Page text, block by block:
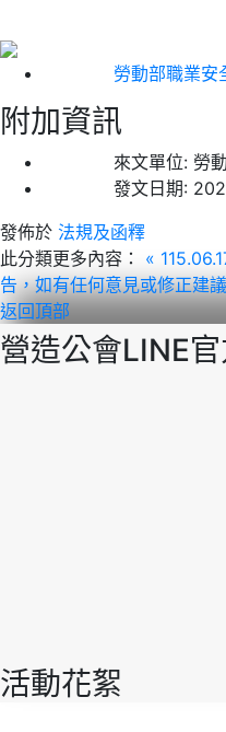
勞動部職業安全
附加資訊
來文單位: 勞
發文日期:
發佈於 法規及函釋
此分類更多內容： «
告，如有任何意見或修正建
返回頂部
營造公會LINE
活動花絮